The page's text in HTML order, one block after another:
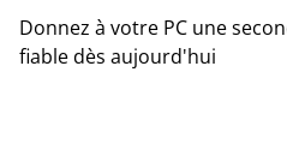
Donnez à votre PC une
fiable dès aujourd'hui